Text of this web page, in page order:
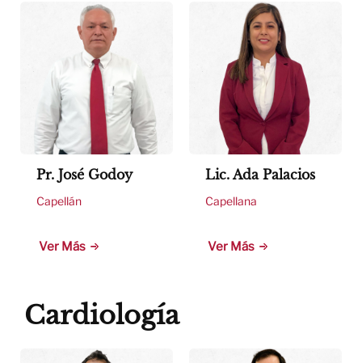
Pr. José Godoy
Capellán
Ver Más
Lic. Ada Palacios
Capellana
Ver Más
Cardiología